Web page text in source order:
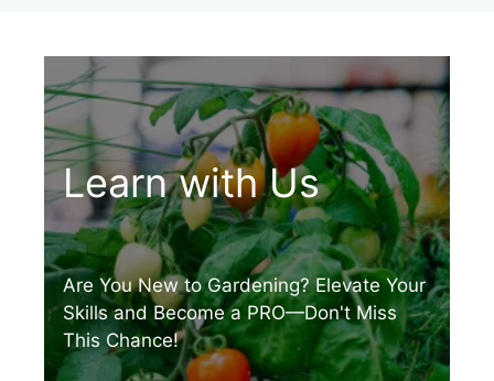
Learn with Us
Are You New to Gardening? Elevate Your
Skills and Become a PRO—Don't Miss
This Chance!